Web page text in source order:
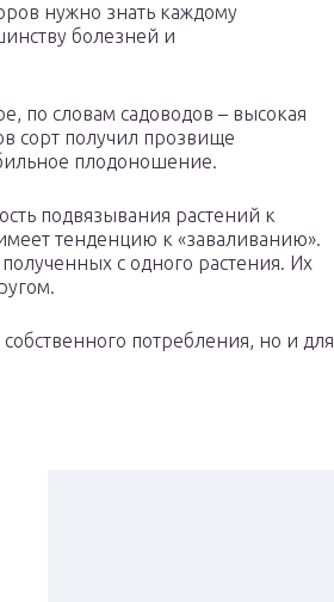
нужно знать каждому
болезней и
по словам садоводов – высокая
сорт получил прозвище
плодоношение.
подвязывания растений к
тенденцию к «заваливанию».
с одного растения. Их
потребления, но и для